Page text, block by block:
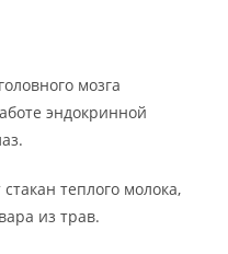
мозга
эндокринной
теплого молока,
из трав.